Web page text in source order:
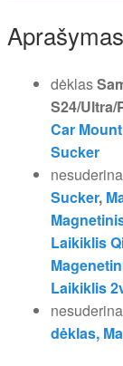
Aprašymas
dėklas
S24/Ultra/
Car
Sucker
Sucker,
Laikiklis
Laikiklis
dėklas,